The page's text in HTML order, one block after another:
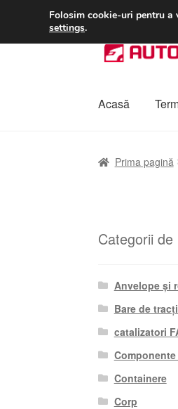
LIVRARE
Sari
la
Sari
la
Acasă
Prima pagină
Categorii
Anvelope și
Bare de
catalizatori
Containere
Corp
Folosim cookie-uri pentru a
settings.